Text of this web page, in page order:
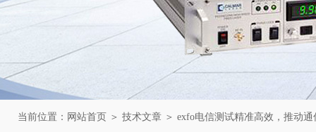
当前位置： 网站首页 ＞ 技术文章 ＞ exfo电信测试精准高效，推动